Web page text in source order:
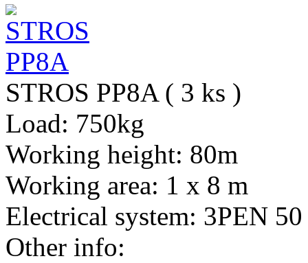
STROS PP8A ( 3 ks )
Load: 750kg
Working height: 80m
Working area: 1 x 8 m
Electrical system: 3PEN
Other info: